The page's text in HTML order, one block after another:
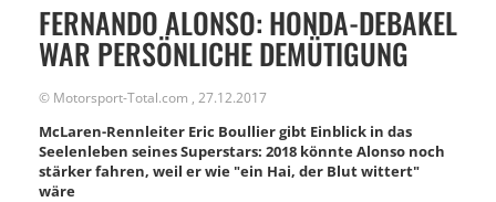
FERNANDO ALONSO: HONDA-DEBAKEL
WAR PERSÖNLICHE DEMÜTIGUNG
© Motorsport-Total.com , 27.12.2017
McLaren-Rennleiter Eric Boullier gibt Einblick in das
Seelenleben seines Superstars: 2018 könnte Alonso noch
stärker fahren, weil er wie "ein Hai, der Blut wittert"
wäre